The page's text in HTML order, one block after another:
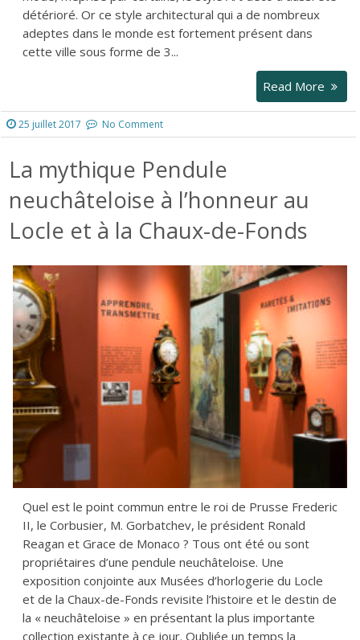
détérioré. Or ce style architectural qui a de nombreux
adeptes dans le monde est fortement présent dans
cette ville sous forme de 3...
Read More
25 juillet 2017 No Comment
La mythique Pendule
neuchâteloise à l’honneur au
Locle et à la Chaux-de-Fonds
Quel est le point commun entre le roi de Prusse Frederic
II, le Corbusier, M. Gorbatchev, le président Ronald
Reagan et Grace de Monaco ? Tous ont été ou sont
propriétaires d’une pendule neuchâteloise. Une
exposition conjointe aux Musées d’horlogerie du Locle
et de la Chaux-de-Fonds revisite l’histoire et le destin de
la « neuchâteloise » en présentant la plus importante
collection existante à ce jour. Oubliée un temps la